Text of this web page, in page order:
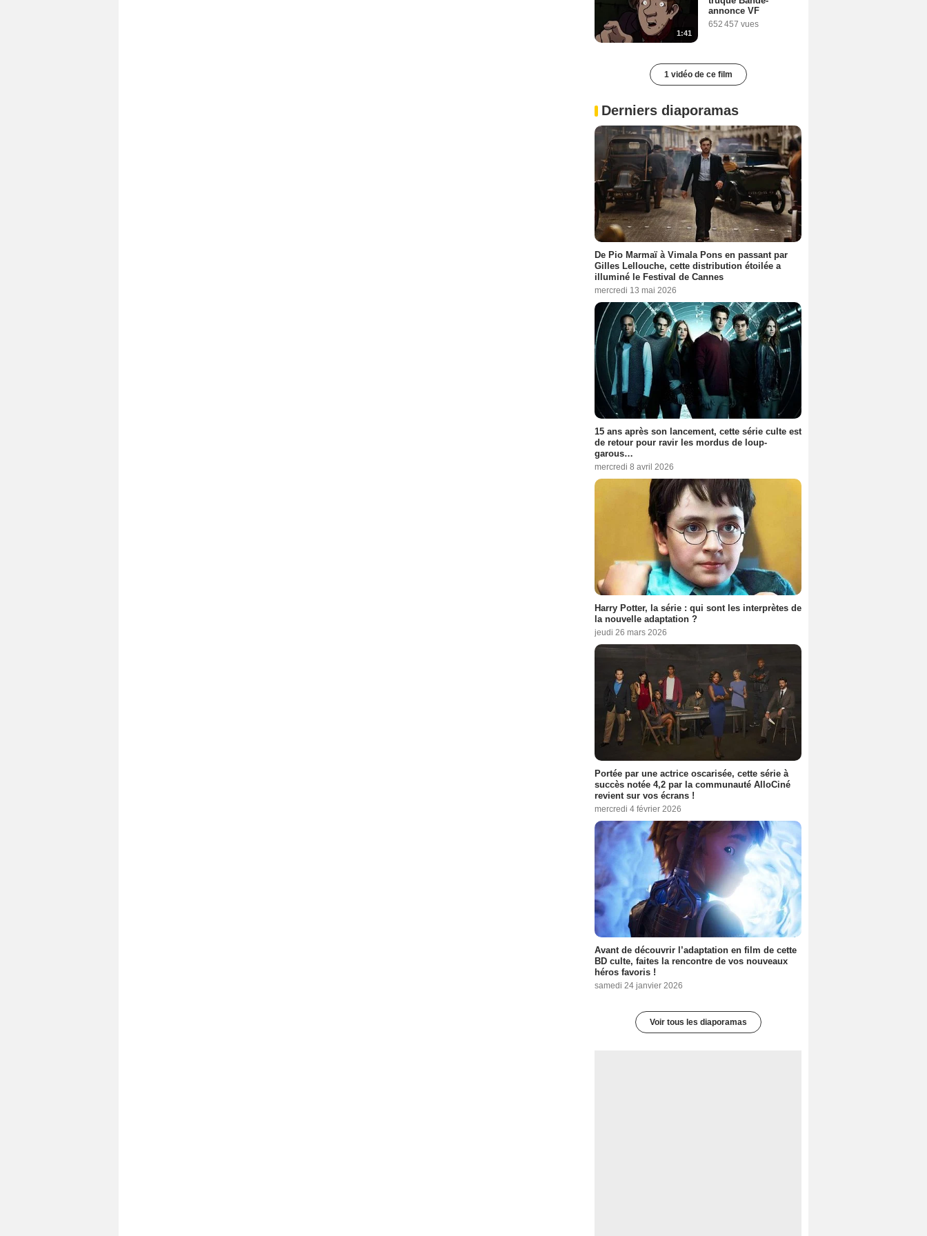
1:41
annonce VF
652 457 vues
1 vidéo de ce film
Derniers diaporamas
De Pio Marmaï à Vimala Pons en passant par
Gilles Lellouche, cette distribution étoilée a
illuminé le Festival de Cannes
mercredi 13 mai 2026
15 ans après son lancement, cette série culte est
de retour pour ravir les mordus de loup-
garous…
mercredi 8 avril 2026
Harry Potter, la série : qui sont les interprètes de
la nouvelle adaptation ?
jeudi 26 mars 2026
Portée par une actrice oscarisée, cette série à
succès notée 4,2 par la communauté AlloCiné
revient sur vos écrans !
mercredi 4 février 2026
Avant de découvrir l’adaptation en film de cette
BD culte, faites la rencontre de vos nouveaux
héros favoris !
samedi 24 janvier 2026
Voir tous les diaporamas